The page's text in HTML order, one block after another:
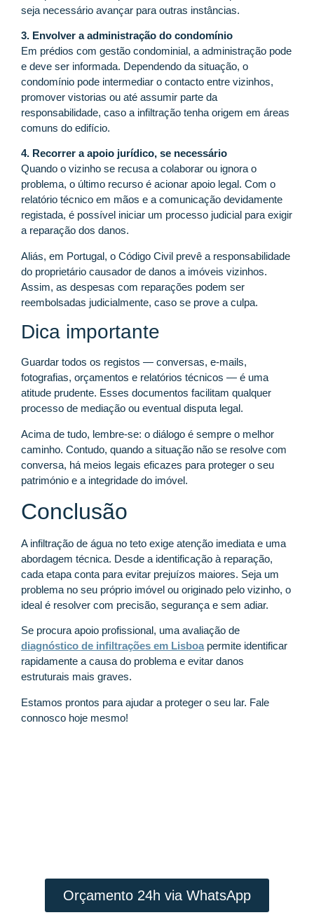
seja necessário avançar para outras instâncias.
3. Envolver a administração do condomínio
Em prédios com gestão condominial, a administração pode
e deve ser informada. Dependendo da situação, o
condomínio pode intermediar o contacto entre vizinhos,
promover vistorias ou até assumir parte da
responsabilidade, caso a infiltração tenha origem em áreas
comuns do edifício.
4. Recorrer a apoio jurídico, se necessário
Quando o vizinho se recusa a colaborar ou ignora o
problema, o último recurso é acionar apoio legal. Com o
relatório técnico em mãos e a comunicação devidamente
registada, é possível iniciar um processo judicial para exigir
a reparação dos danos.
Aliás, em Portugal, o Código Civil prevê a responsabilidade
do proprietário causador de danos a imóveis vizinhos.
Assim, as despesas com reparações podem ser
reembolsadas judicialmente, caso se prove a culpa.
Dica importante
Guardar todos os registos — conversas, e-mails,
fotografias, orçamentos e relatórios técnicos — é uma
atitude prudente. Esses documentos facilitam qualquer
processo de mediação ou eventual disputa legal.
Acima de tudo, lembre-se: o diálogo é sempre o melhor
caminho. Contudo, quando a situação não se resolve com
conversa, há meios legais eficazes para proteger o seu
património e a integridade do imóvel.
Conclusão
A infiltração de água no teto exige atenção imediata e uma
abordagem técnica. Desde a identificação à reparação,
cada etapa conta para evitar prejuízos maiores. Seja um
problema no seu próprio imóvel ou originado pelo vizinho, o
ideal é resolver com precisão, segurança e sem adiar.
Se procura apoio profissional, uma avaliação de
diagnóstico de infiltrações em Lisboapermite identificar
rapidamente a causa do problema e evitar danos
estruturais mais graves.
Estamos prontos para ajudar a proteger o seu lar. Fale
connosco hoje mesmo!
Orçamento 24h via WhatsApp